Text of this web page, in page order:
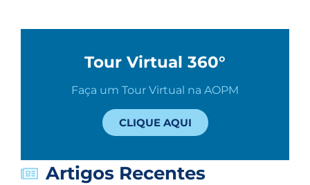
Tour Virtual 360°
Faça um Tour Virtual na AOPM
CLIQUE AQUI
Artigos Recentes